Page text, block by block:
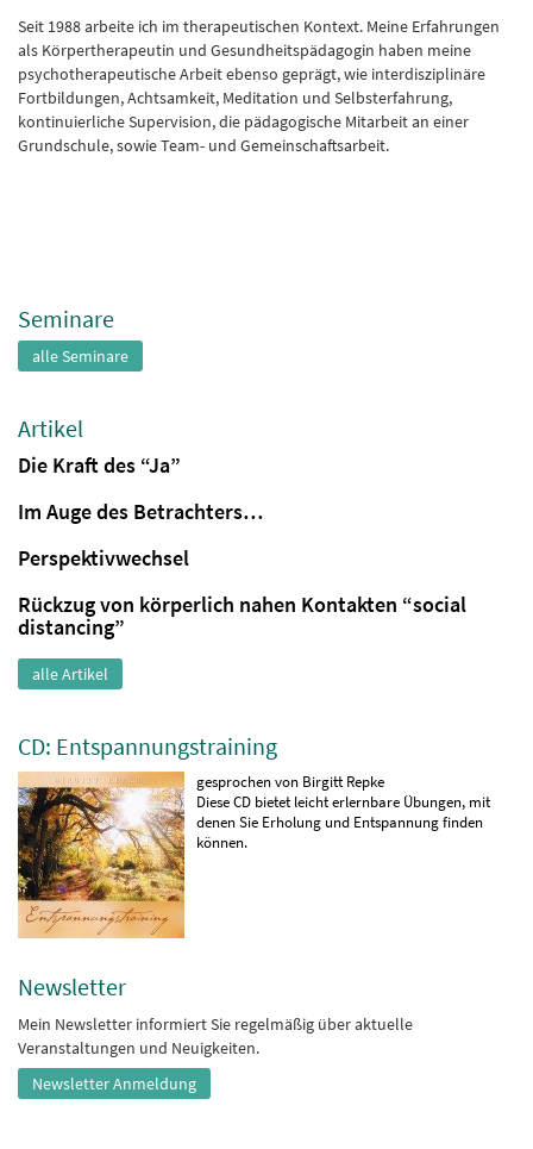
Seit 1988 arbeite ich im therapeutischen Kontext. Meine Erfahrungen
als Körpertherapeutin und Gesundheitspädagogin haben meine
psychotherapeutische Arbeit ebenso geprägt, wie interdisziplinäre
Fortbildungen, Achtsamkeit, Meditation und Selbsterfahrung,
kontinuierliche Supervision, die pädagogische Mitarbeit an einer
Grundschule, sowie Team- und Gemeinschaftsarbeit.
Seminare
alle Seminare
Artikel
Die Kraft des “Ja”
Im Auge des Betrachters…
Perspektivwechsel
Rückzug von körperlich nahen Kontakten “social
distancing”
alle Artikel
CD: Entspannungstraining
gesprochen von Birgitt Repke
Diese CD bietet leicht erlernbare Übungen, mit
denen Sie Erholung und Entspannung finden
können.
Newsletter
Mein Newsletter informiert Sie regelmäßig über aktuelle
Veranstaltungen und Neuigkeiten.
Newsletter Anmeldung